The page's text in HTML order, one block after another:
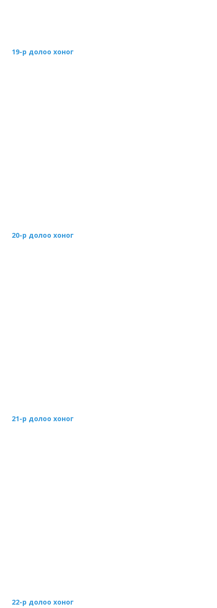
19-р долоо хоног
20-р долоо хоног
21-р долоо хоног
22-р долоо хоног